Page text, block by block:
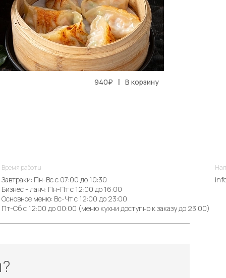
940₽ | В корзину
Время работы
Завтраки: Пн-Вс с 07:00 до 10:30
Бизнес - ланч: Пн-Пт с 12:00 до 16:00
Основное меню: Вс-Чт с 12:00 до 23:00
Пт-Сб с 12:00 до 00:00 (меню кухни доступно к заказу до 23:00)